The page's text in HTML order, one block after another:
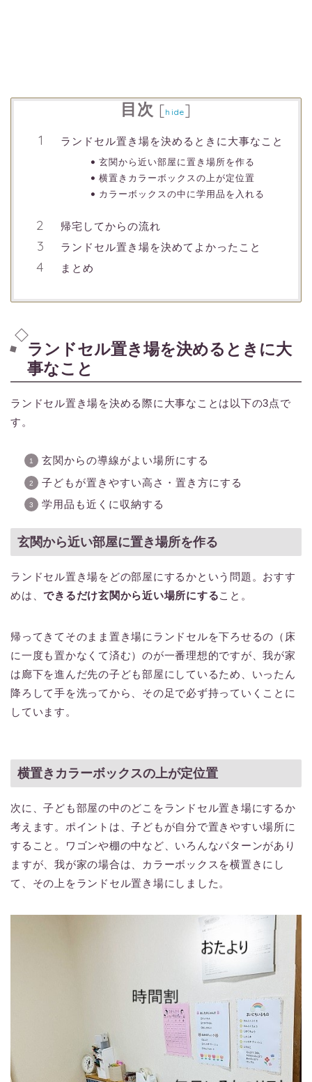
目次 [hide]
ランドセル置き場を決めるときに大事なこと
玄関から近い部屋に置き場所を作る
横置きカラーボックスの上が定位置
カラーボックスの中に学用品を入れる
帰宅してからの流れ
ランドセル置き場を決めてよかったこと
まとめ
ランドセル置き場を決めるときに大
事なこと
ランドセル置き場を決める際に大事なことは以下の3点で
す。
玄関からの導線がよい場所にする
子どもが置きやすい高さ・置き方にする
学用品も近くに収納する
玄関から近い部屋に置き場所を作る
ランドセル置き場をどの部屋にするかという問題。おすす
めは、できるだけ玄関から近い場所にすること。
帰ってきてそのまま置き場にランドセルを下ろせるの（床
に一度も置かなくて済む）のが一番理想的ですが、我が家
は廊下を進んだ先の子ども部屋にしているため、いったん
降ろして手を洗ってから、その足で必ず持っていくことに
しています。
横置きカラーボックスの上が定位置
次に、子ども部屋の中のどこをランドセル置き場にするか
考えます。ポイントは、子どもが自分で置きやすい場所に
すること。ワゴンや棚の中など、いろんなパターンがあり
ますが、我が家の場合は、カラーボックスを横置きにし
て、その上をランドセル置き場にしました。